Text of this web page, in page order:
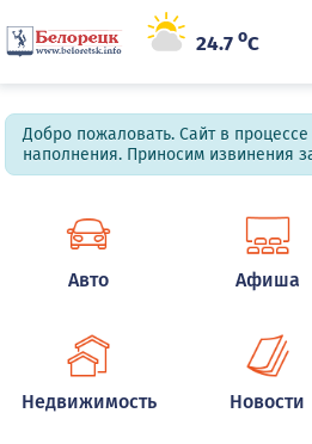
24.7oC
Добро пожаловать. Сайт в
наполнения. Приносим извинения
Авто Афиша
Недвижимость Новости